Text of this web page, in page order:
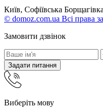
Київ, Софіївська
© domoz.com.ua Всі права
Замовити дзвінок
Задати питання
Виберіть мову